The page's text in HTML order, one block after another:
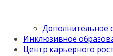
Дополнительное
Инклюзивное
Центр карьерного